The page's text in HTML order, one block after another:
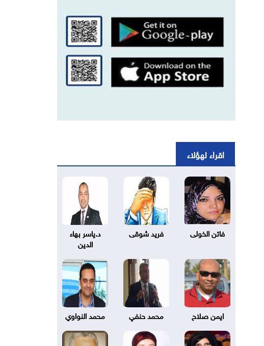
اقراء لهؤلاء
فاتن الخولى فريد شوقى
د.ياسر بهاء
الدين
ايمن صلاح محمد حنفي محمد النواوي